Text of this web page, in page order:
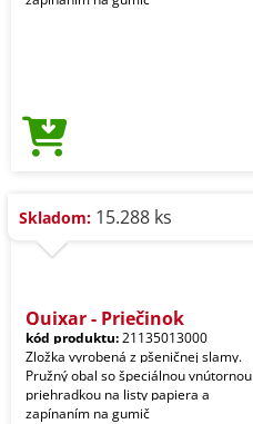
Skladom: 15.288 ks
Quixar - Priečinok
kód produktu:21135013000
Zložka vyrobená z pšeničnej slamy.
Pružný obal so špeciálnou vnútornou
priehradkou na listy papiera a
zapínaním na gumič